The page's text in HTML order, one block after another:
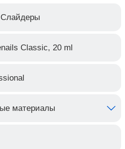
Слайдеры
Classic, 20 ml
материалы